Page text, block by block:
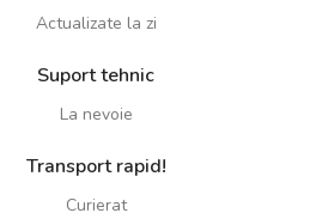
Actualizate la zi
Suport tehnic
La nevoie
Transport rapid!
Curierat